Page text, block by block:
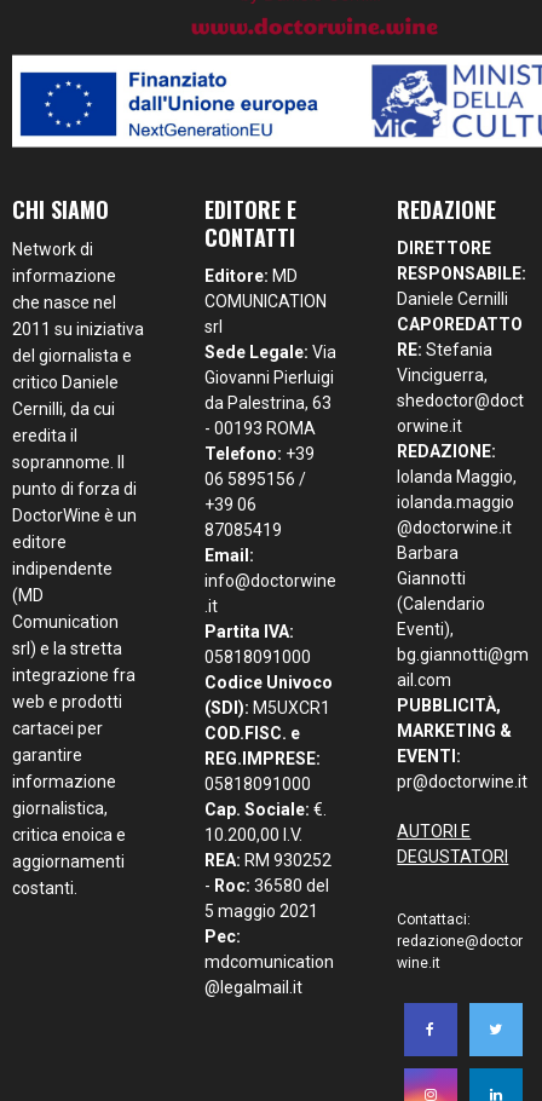
CHI SIAMO
Network di
informazione
che nasce nel
2011 su iniziativa
del giornalista e
critico Daniele
Cernilli, da cui
eredita il
soprannome. Il
punto di forza di
DoctorWine è un
editore
indipendente
(MD
Comunication
srl) e la stretta
integrazione fra
web e prodotti
cartacei per
garantire
informazione
giornalistica,
critica enoica e
aggiornamenti
costanti.
EDITORE E
CONTATTI
Editore: MD
COMUNICATION
srl
Sede Legale: Via
Giovanni Pierluigi
da Palestrina, 63
- 00193 ROMA
Telefono: +39
06 5895156 /
+39 06
87085419
Email:
info@doctorwine
.it
Partita IVA:
05818091000
Codice Univoco
(SDI): M5UXCR1
COD.FISC. e
REG.IMPRESE:
05818091000
Cap. Sociale: €.
10.200,00 I.V.
REA: RM 930252
- Roc: 36580 del
5 maggio 2021
Pec:
mdcomunication
@legalmail.it
REDAZIONE
DIRETTORE
RESPONSABILE:
Daniele Cernilli
CAPOREDATTO
RE: Stefania
Vinciguerra,
shedoctor@doct
orwine.it
REDAZIONE:
Iolanda Maggio,
iolanda.maggio
@doctorwine.it
Barbara
Giannotti
(Calendario
Eventi),
bg.giannotti@gm
ail.com
PUBBLICITÀ,
MARKETING &
EVENTI:
pr@doctorwine.it
AUTORI E
DEGUSTATORI
Contattaci:
redazione@doctor
wine.it